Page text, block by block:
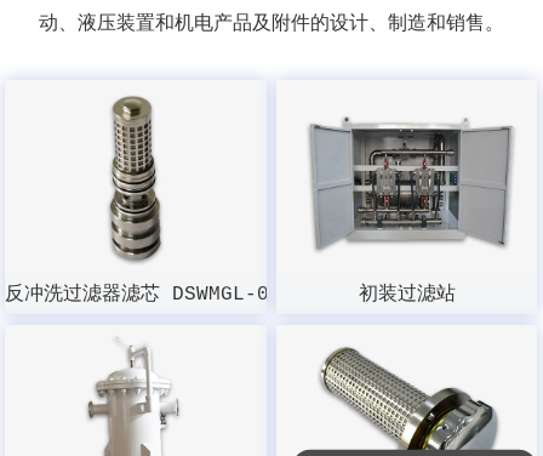
动、液压装置和机电产品及附件的设计、制造和销售。
反冲洗过滤器滤芯 DSWMGL-003W-100 初装过滤站